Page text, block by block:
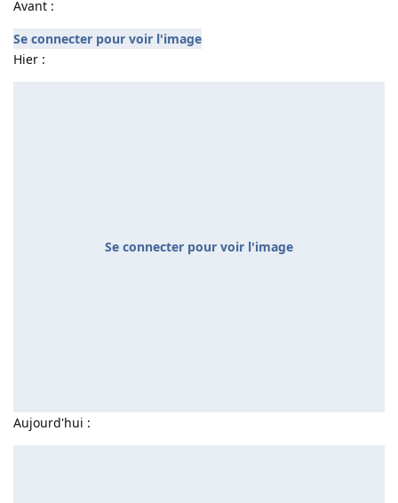
Avant :
Se connecter pour voir l'image
Hier :
Se connecter pour voir l'image
Aujourd'hui :